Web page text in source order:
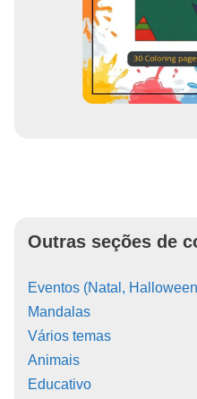
Outras seções de
Eventos (Natal,
Mandalas
Vários temas
Animais
Educativo